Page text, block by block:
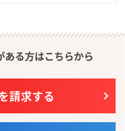
ある方はこちらから
請求する